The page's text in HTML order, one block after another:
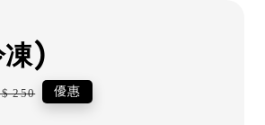
)
250 優惠